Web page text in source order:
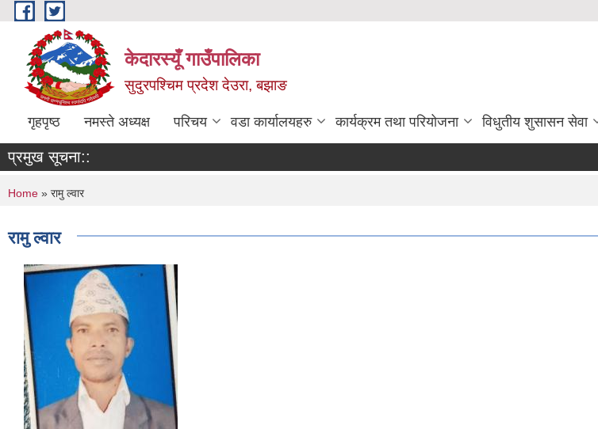
Skip to main content
केदारस्यूँ गाउँपालिका
सुदुरपश्चिम प्रदेश देउरा, बझाङ
गृहपृष्ठ नमस्ते अध्यक्ष परिचय वडा कार्यालयहरु कार्यक्रम तथा परियोजना विधुतीय शुसासन सेवा
प्रमुख सूचना::
You are here
Home » रामु ल्वार
रामु ल्वार